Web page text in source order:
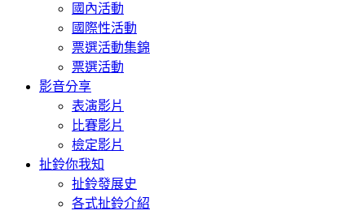
國內活動
國際性活動
票選活動集錦
票選活動
影音分享
表演影片
比賽影片
檢定影片
扯鈴你我知
扯鈴發展史
各式扯鈴介紹